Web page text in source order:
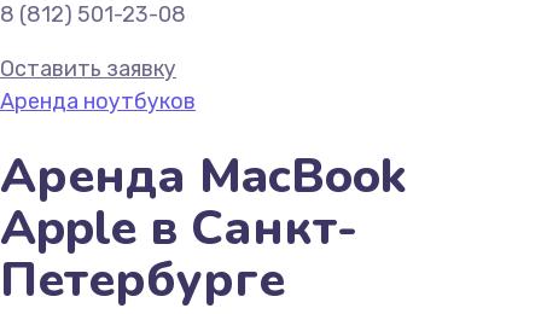
8 (812) 501-23-08
Оставить заявку
Аренда ноутбуков
Аренда MacBook
Apple в Санкт-
Петербурге